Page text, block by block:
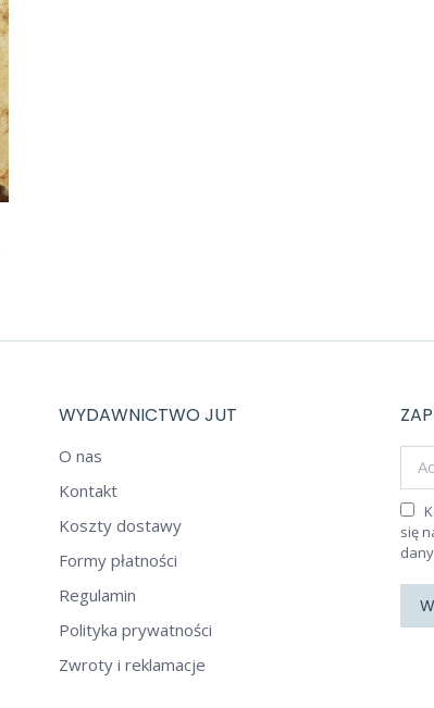
WYDAWNICTWO JUT
O nas
Kontakt
Koszty dostawy
Formy płatności
Regulamin
Polityka prywatności
Zwroty i reklamacje
się